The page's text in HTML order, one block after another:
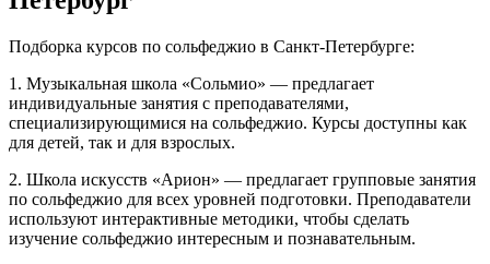
Подборка курсов по сольфеджио в Санкт-Петербурге:
1. Музыкальная школа «Сольмио» — предлагает
индивидуальные занятия с преподавателями,
специализирующимися на сольфеджио. Курсы доступны как
для детей, так и для взрослых.
2. Школа искусств «Арион» — предлагает групповые занятия
по сольфеджио для всех уровней подготовки. Преподаватели
используют интерактивные методики, чтобы сделать
изучение сольфеджио интересным и познавательным.